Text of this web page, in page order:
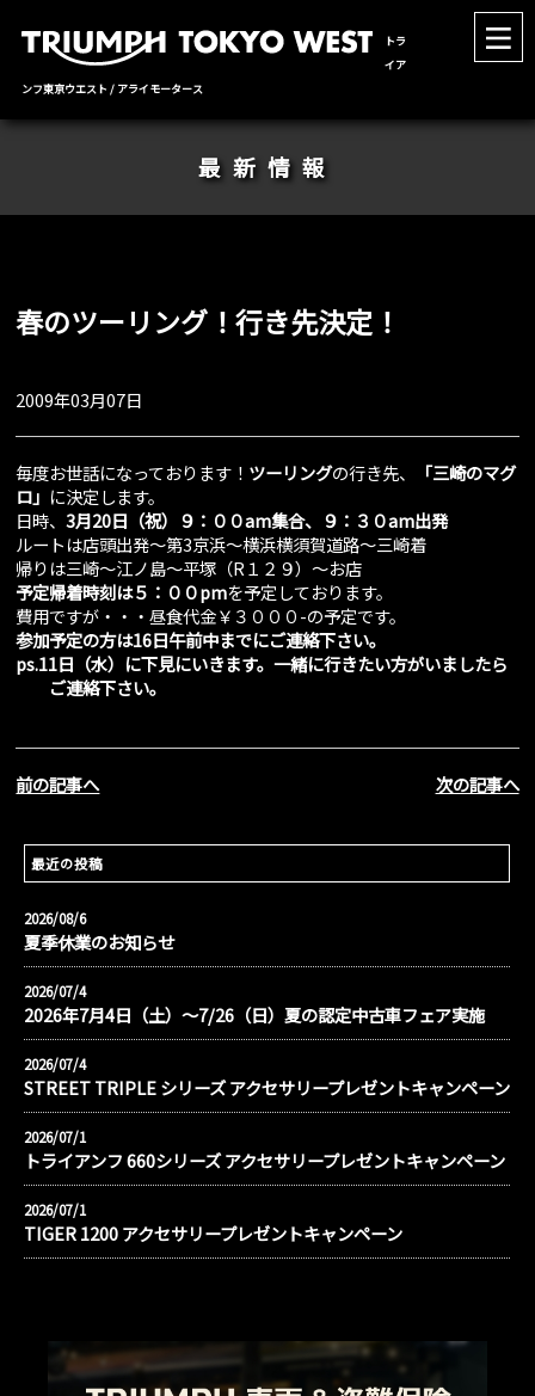
トラ
イア
ンフ東京ウエスト / アライモータース
最新情報
春のツーリング！行き先決定！
2009年03月07日
毎度お世話になっております！ ツーリングの行き先、
「三崎のマグ
ロ」 に決定します。
日時、3月20日（祝）９：００am集合、９：３０am出発
ルートは店頭出発～第3京浜～横浜横須賀道路～三崎着
帰りは三崎～江ノ島～平塚（R１２９）～お店
予定帰着時刻は５：００pmを予定しております。
費用ですが・・・昼食代金￥３０００-の予定です。
参加予定の方は16日午前中までにご連絡下さい。
ps.11日（水）に下見にいきます。一緒に行きたい方がいましたら
ご連絡下さい。
前の記事へ 次の記事へ
最近の投稿
2026/08/6
夏季休業のお知らせ
2026/07/4
2026年7月4日（土）〜7/26（日）夏の認定中古車フェア実施
2026/07/4
STREET TRIPLE シリーズ アクセサリープレゼントキャンペーン
2026/07/1
トライアンフ 660シリーズ アクセサリープレゼントキャンペーン
2026/07/1
TIGER 1200 アクセサリープレゼントキャンペーン